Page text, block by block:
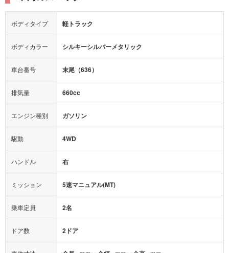
エアロパーツ
ローダウン
カーナビ：-
ミュージックプレイヤー接続可
後席モニター
カメラ：-
エアバッグ：
ダブルエアバッグ
衝撃緩和ヘッドレスト
サポカー
アクセル踏み間違い（誤発進）防止装置
アダプティブクルーズコントロール
ヒルディセントコントロール
オートマチックハイビーム
ボディタイプ 軽トラック
ボディカラー シルキーシルバーメタリック
車台番号 末尾（636）
排気量 660cc
エンジン種別 ガソリン
駆動 4WD
ハンドル 右
ミッション 5速マニュアル(MT)
乗車定員 2名
ドア数 2ドア